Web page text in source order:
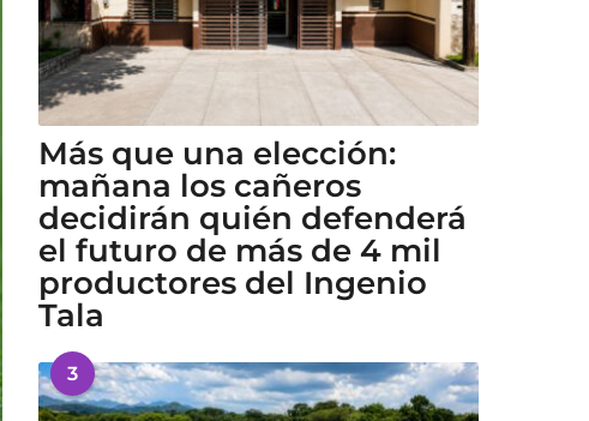
Más que una elección:
mañana los cañeros
decidirán quién defenderá
el futuro de más de 4 mil
productores del Ingenio
Tala
3